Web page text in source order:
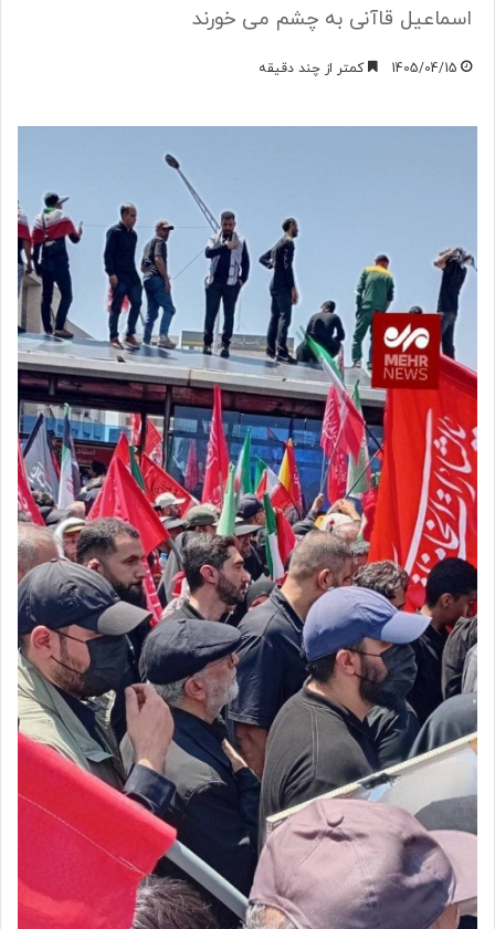
اسماعیل قاآنی به چشم می خورند
1405/04/15 کمتر از چند دقیقه